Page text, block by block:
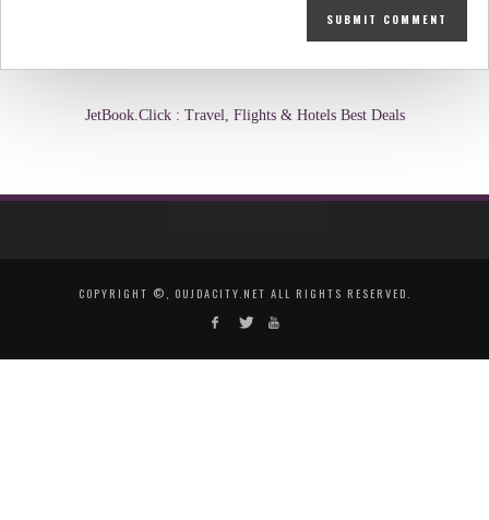
JetBook.Click : Travel, Flights & Hotels Best Deals
COPYRIGHT ©, OUJDACITY.NET ALL RIGHTS RESERVED.